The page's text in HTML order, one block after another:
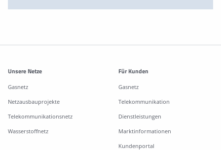
Weitere Informationen
Unsere Netze
Gasnetz
Netzausbauprojekte
Telekommunikationsnetz
Wasserstoffnetz
Für Kunden
Gasnetz
Telekommunikation
Dienstleistungen
Marktinformationen
Kundenportal